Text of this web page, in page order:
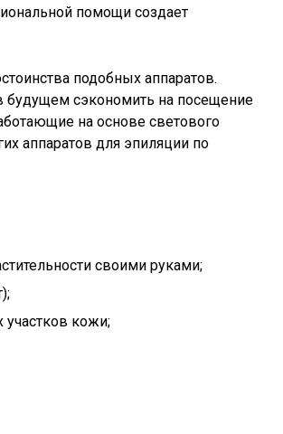
помощи создает
подобных аппаратов.
будущем сэкономить на посещение
на основе светового
аппаратов для эпиляции по
своими руками;
кожи;